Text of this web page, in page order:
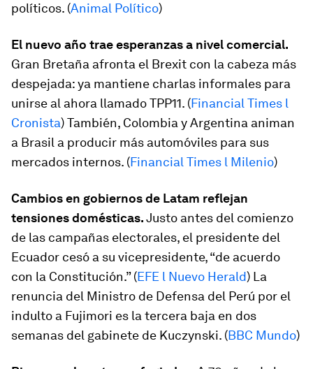
políticos. (Animal Político)
El nuevo año trae esperanzas a nivel comercial.
Gran Bretaña afronta el Brexit con la cabeza más
despejada: ya mantiene charlas informales para
unirse al ahora llamado TPP11. (Financial Times l
Cronista) También, Colombia y Argentina animan
a Brasil a producir más automóviles para sus
mercados internos. (Financial Times l Milenio)
Cambios en gobiernos de Latam reflejan
tensiones domésticas.Justo antes del comienzo
de las campañas electorales, el presidente del
Ecuador cesó a su vicepresidente, “de acuerdo
con la Constitución.” (EFE l Nuevo Herald) La
renuncia del Ministro de Defensa del Perú por el
indulto a Fujimori es la tercera baja en dos
semanas del gabinete de Kuczynski. (BBC Mundo)